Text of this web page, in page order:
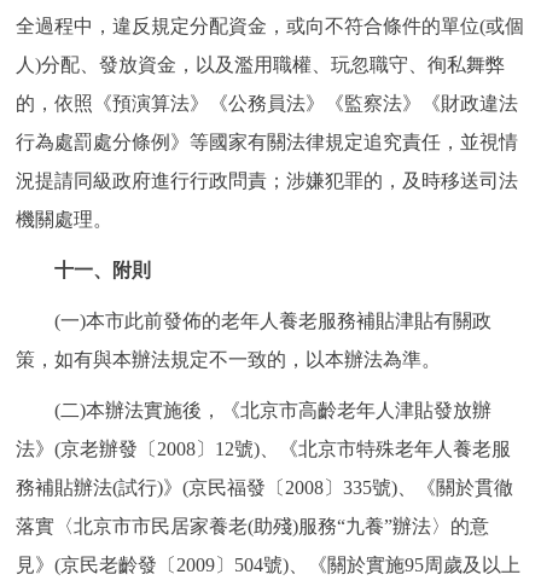
全過程中，違反規定分配資金，或向不符合條件的單位(或個
人)分配、發放資金，以及濫用職權、玩忽職守、徇私舞弊
的，依照《預演算法》《公務員法》《監察法》《財政違法
行為處罰處分條例》等國家有關法律規定追究責任，並視情
況提請同級政府進行行政問責；涉嫌犯罪的，及時移送司法
機關處理。
十一、附則
(一)本市此前發佈的老年人養老服務補貼津貼有關政
策，如有與本辦法規定不一致的，以本辦法為準。
(二)本辦法實施後，《北京市高齡老年人津貼發放辦
法》(京老辦發〔2008〕12號)、《北京市特殊老年人養老服
務補貼辦法(試行)》(京民福發〔2008〕335號)、《關於貫徹
落實〈北京市市民居家養老(助殘)服務“九養”辦法〉的意
見》(京民老齡發〔2009〕504號)、《關於實施95周歲及以上